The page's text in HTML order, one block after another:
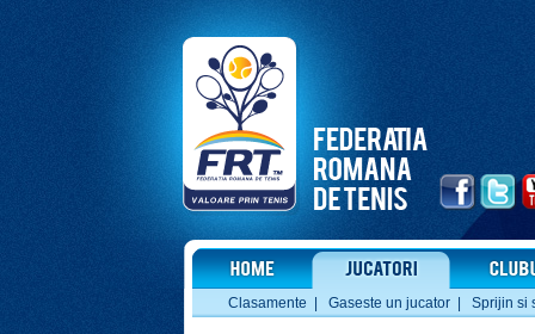
Clasamente Gaseste un jucator Sprijin si